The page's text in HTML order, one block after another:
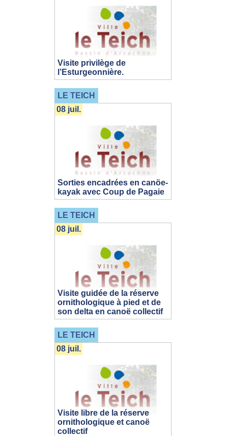
Visite privilège de
l’Esturgeonnière.
LE TEICH
Sorties encadrées en canöe-
kayak avec Coup de Pagaie
08 juil.
LE TEICH
Visite guidée de la réserve
ornithologique à pied et de
son delta en canoë collectif
08 juil.
LE TEICH
Visite libre de la réserve
ornithologique et canoë
collectif
08 juil.